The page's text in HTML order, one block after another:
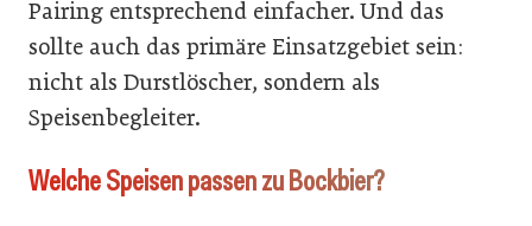
Pairing entsprechend einfacher. Und das
sollte auch das primäre Einsatzgebiet sein:
nicht als Durstlöscher, sondern als
Speisenbegleiter.
Welche Speisen passen zu Bockbier?